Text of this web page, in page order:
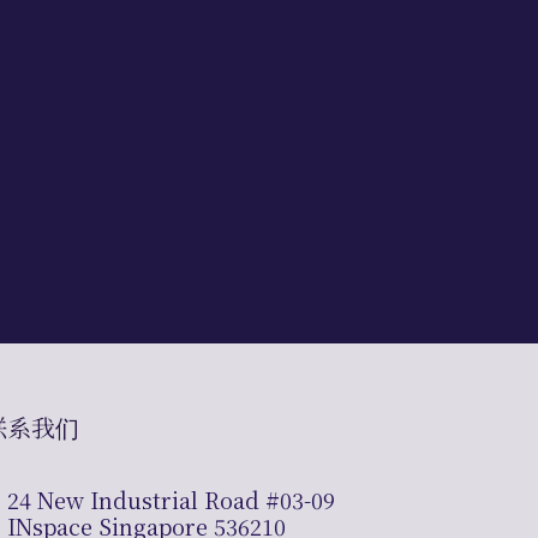
系我们
24 New Industrial Road #03-09
INspace Singapore 536210